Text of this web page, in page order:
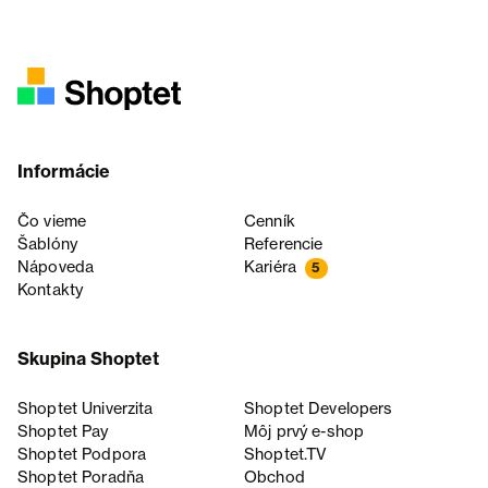
Informácie
Čo vieme
Cenník
Šablóny
Referencie
Nápoveda
Kariéra 5
Kontakty
Skupina Shoptet
Shoptet Univerzita
Shoptet Developers
Shoptet Pay
Môj prvý e-shop
Shoptet Podpora
Shoptet.TV
Shoptet Poradňa
Obchod